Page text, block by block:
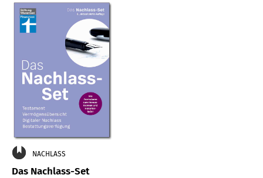
NACHLASS
Das Nachlass-Set